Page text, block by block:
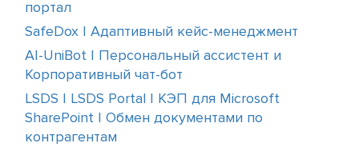
портал
SafeDox | Адаптивный кейс-менеджмент
AI-UniBot | Персональный ассистент и
Корпоративный чат-бот
LSDS | LSDS Portal | КЭП для Microsoft
SharePoint | Обмен документами по
контрагентам